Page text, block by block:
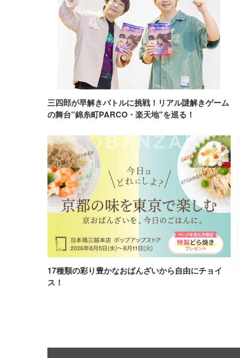
三四郎が早解きバトルに挑戦！リアル謎解きゲーム
の舞台"錦糸町PARCO・楽天地"を巡る！
17種類の彩り豊かなおばんざいから自由にチョイ
ス！